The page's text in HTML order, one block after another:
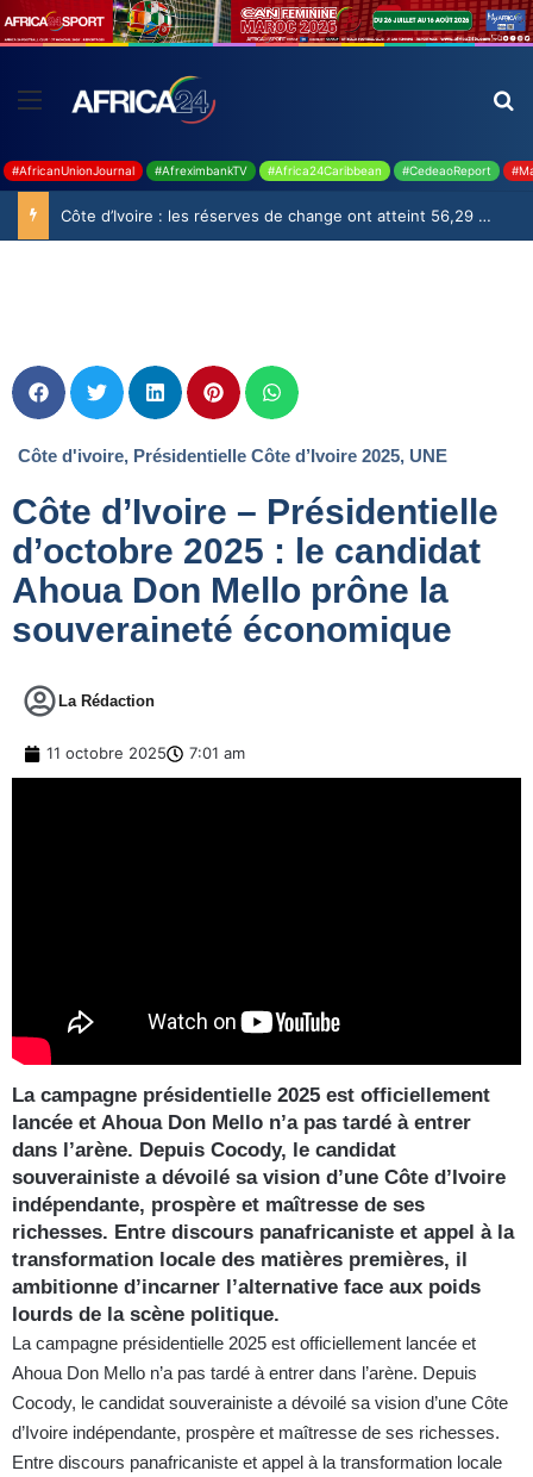
#AfricanUnionJournal #AfreximbankTV #Africa24Caribbean #CedeaoReport
Côte d’Ivoire : les réserves de change ont atteint 56,29 milliards USD en juillet
Côte d'ivoire, Présidentielle Côte d’Ivoire 2025, UNE
Côte d’Ivoire – Présidentielle
d’octobre 2025 : le candidat
Ahoua Don Mello prône la
souveraineté économique
La Rédaction
11 octobre 2025 7:01 am
La campagne présidentielle 2025 est officiellement
lancée et Ahoua Don Mello n’a pas tardé à entrer
dans l’arène. Depuis Cocody, le candidat
souverainiste a dévoilé sa vision d’une Côte d’Ivoire
indépendante, prospère et maîtresse de ses
richesses. Entre discours panafricaniste et appel à la
transformation locale des matières premières, il
ambitionne d’incarner l’alternative face aux poids
lourds de la scène politique.
La campagne présidentielle 2025 est officiellement lancée et
Ahoua Don Mello n’a pas tardé à entrer dans l’arène. Depuis
Cocody, le candidat souverainiste a dévoilé sa vision d’une Côte
d’Ivoire indépendante, prospère et maîtresse de ses richesses.
Entre discours panafricaniste et appel à la transformation locale